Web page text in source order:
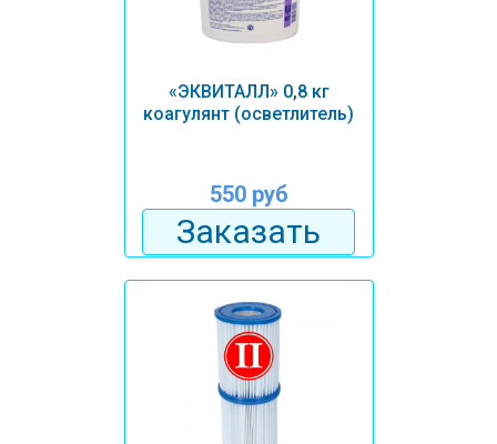
«ЭКВИТАЛЛ» 0,8 кг
коагулянт (осветлитель)
550 руб
Заказать